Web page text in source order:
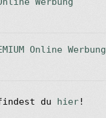
Online Werbung
du hier!